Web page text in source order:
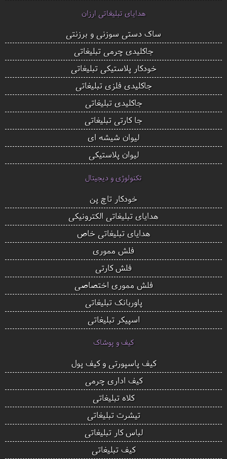
هدایای تبلیغاتی ارزان
ساک دستی سوزنی و برزنتی
جاکلیدی چرمی تبلیغاتی
خودکار پلاستیکی تبلیغاتی
جاکلیدی فلزی تبلیغاتی
جاکلیدی تبلیغاتی
جا کارتی تبلیغاتی
لیوان شیشه ای
لیوان پلاستیکی
تکنولوژی و دیجیتال
خودکار تاچ پن
هدایای تبلیغاتی الکترونیکی
هدایای تبلیغاتی خاص
فلش مموری
فلش کارتی
فلش مموری اختصاصی
پاوربانک تبلیغاتی
اسپیکر تبلیغاتی
کیف و پوشاک
کیف پاسپورتی و کیف پول
کیف اداری چرمی
کلاه تبلیغاتی
تیشرت تبلیغاتی
لباس کار تبلیغاتی
کیف تبلیغاتی